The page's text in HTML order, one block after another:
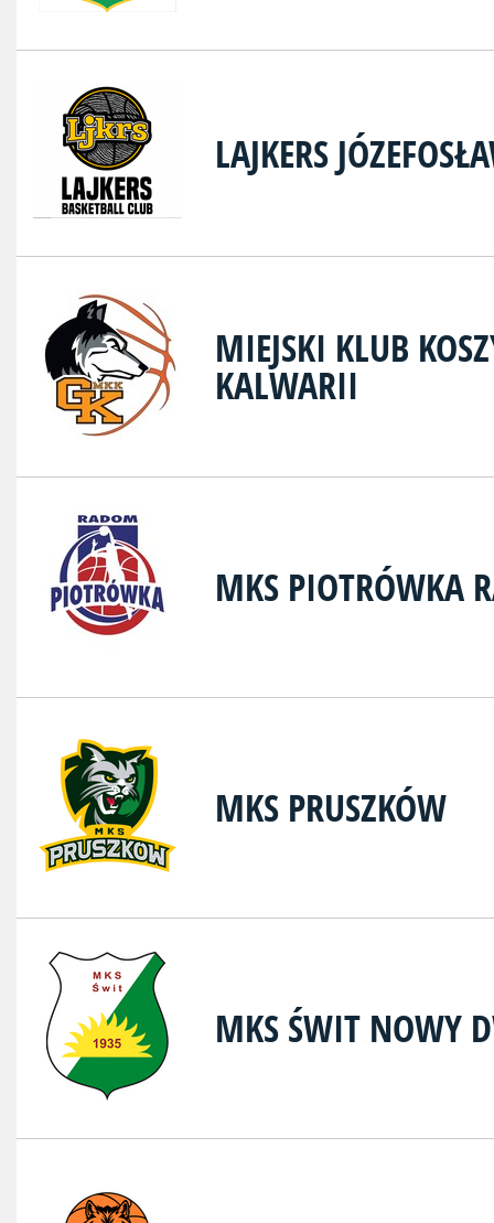
LAJKERS
MIEJSKI KLUB
KALWARII
MKS PIOTRÓWKA
MKS PRUSZKÓW
MKS ŚWIT NOWY